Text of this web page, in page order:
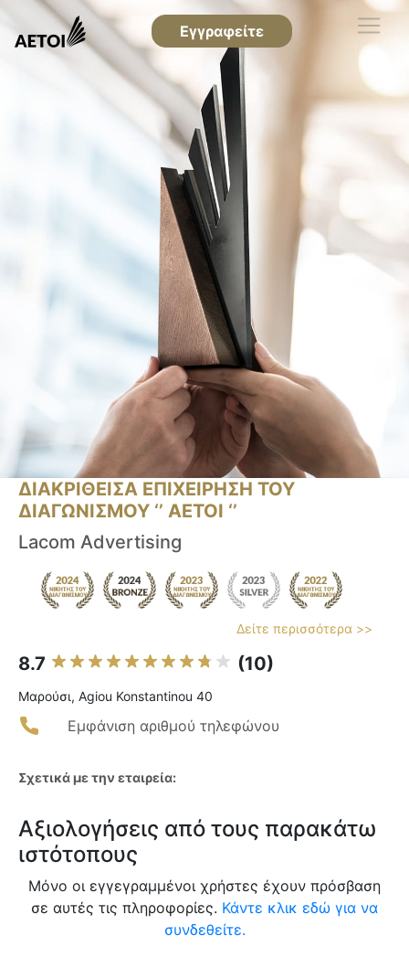
Εγγραφείτε
ΔΙΑΚΡΙΘΕΙΣΑ ΕΠΙΧΕΙΡΗΣΗ ΤΟΥ
ΔΙΑΓΩΝΙΣΜΟΥ ‘’ ΑΕΤΟΙ ‘’
Lacom Advertising
Δείτε περισσότερα >>
8.7 (10)
Μαρούσι, Agiou Konstantinou 40
Εμφάνιση αριθμού τηλεφώνου
Σχετικά με την εταιρεία:
Αξιολογήσεις από τους παρακάτω
ιστότοπους
Μόνο οι εγγεγραμμένοι χρήστες έχουν πρόσβαση
σε αυτές τις πληροφορίες. Κάντε κλικ εδώ για να
συνδεθείτε.